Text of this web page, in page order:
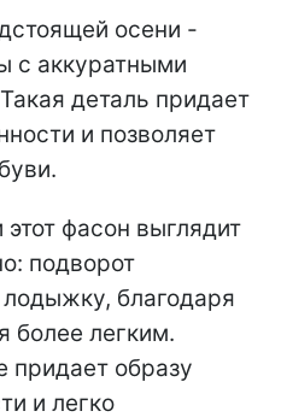
осени -
с аккуратными
деталь придает
и позволяет
фасон выглядит
подворот
благодаря
более легким.
придает образу
и легко